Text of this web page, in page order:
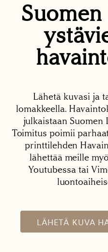
Lähetä kuvasi ja
lomakkeella.
julkaistaan
Toimitus poimii
printtilehden
lähettää meille
Youtubessa tai
LÄHETÄ KUVA